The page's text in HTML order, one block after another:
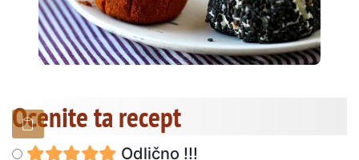
Ocenite ta recept
Odlično !!!